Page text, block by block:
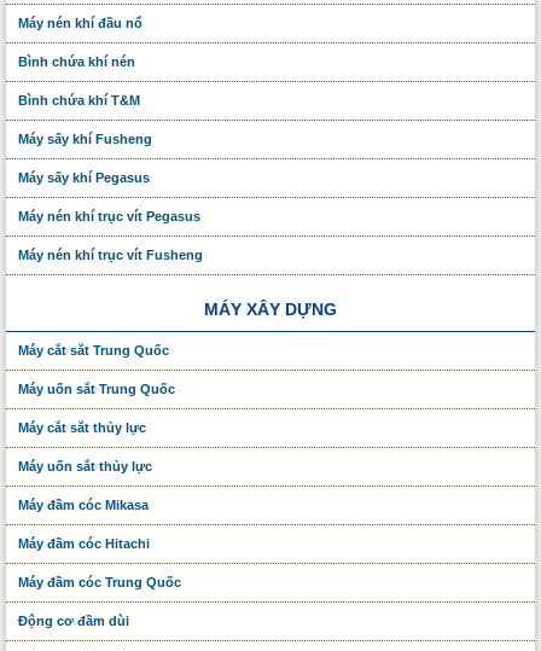
Máy nén khí đầu nổ
Bình chứa khí nén
Bình chứa khí T&M
Máy sấy khí Fusheng
Máy sấy khí Pegasus
Máy nén khí trục vít Pegasus
Máy nén khí trục vít Fusheng
MÁY XÂY DỰNG
Máy cắt sắt Trung Quốc
Máy uốn sắt Trung Quốc
Máy cắt sắt thủy lực
Máy uốn sắt thủy lực
Máy đầm cóc Mikasa
Máy đầm cóc Hitachi
Máy đầm cóc Trung Quốc
Động cơ đầm dùi